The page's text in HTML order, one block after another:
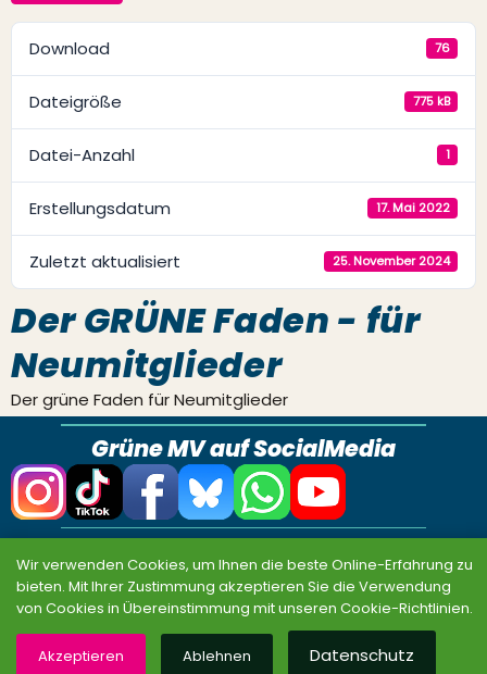
Download 76
Dateigröße 775 kB
Datei-Anzahl 1
Erstellungsdatum 17. Mai 2022
Zuletzt aktualisiert 25. November 2024
Der GRÜNE Faden - für
Neumitglieder
Der grüne Faden für Neumitglieder
Grüne MV auf SocialMedia
© BÜNDNIS 90/DIE GRÜNEN MV 2026
Wir verwenden Cookies, um Ihnen die beste Online-Erfahrung zu
bieten. Mit Ihrer Zustimmung akzeptieren Sie die Verwendung
von Cookies in Übereinstimmung mit unseren Cookie-Richtlinien.
Akzeptieren Ablehnen Datenschutz